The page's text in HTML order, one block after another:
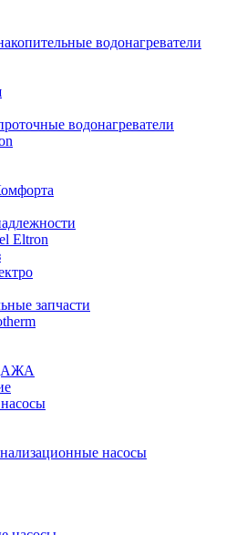
водонагреватели
водонагреватели
Eltron
запчасти
насосы